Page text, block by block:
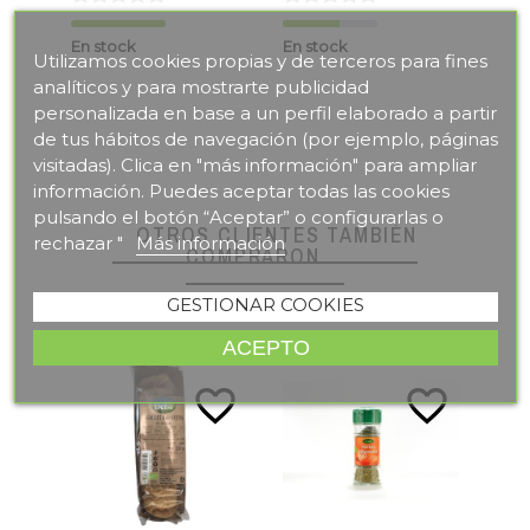
Utilizamos cookies propias y de terceros para fines
analíticos y para mostrarte publicidad
personalizada en base a un perfil elaborado a partir
de tus hábitos de navegación (por ejemplo, páginas
visitadas). Clica en "más información" para ampliar
información. Puedes aceptar todas las cookies
pulsando el botón “Aceptar” o configurarlas o
rechazar "
Más información
GESTIONAR COOKIES
ACEPTO
En stock En stock
OTROS CLIENTES TAMBIÉN
COMPRARON
favorite_border favorite_border